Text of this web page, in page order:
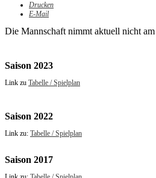
Drucken
E-Mail
Die Mannschaft nimmt aktuell nicht
Saison 2023
Link zu Tabelle / Spielplan
Saison 2022
Link zu: Tabelle / Spielplan
Saison 2017